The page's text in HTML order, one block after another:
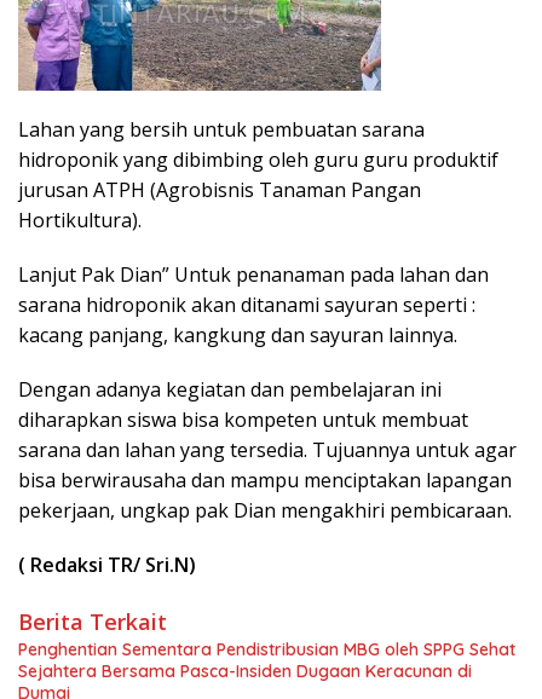
Lahan yang bersih untuk pembuatan sarana
hidroponik yang dibimbing oleh guru guru produktif
jurusan ATPH (Agrobisnis Tanaman Pangan
Hortikultura).
Lanjut Pak Dian” Untuk penanaman pada lahan dan
sarana hidroponik akan ditanami sayuran seperti :
kacang panjang, kangkung dan sayuran lainnya.
Dengan adanya kegiatan dan pembelajaran ini
diharapkan siswa bisa kompeten untuk membuat
sarana dan lahan yang tersedia. Tujuannya untuk agar
bisa berwirausaha dan mampu menciptakan lapangan
pekerjaan, ungkap pak Dian mengakhiri pembicaraan.
( Redaksi TR/ Sri.N)
Berita Terkait
Penghentian Sementara Pendistribusian MBG oleh SPPG Sehat
Sejahtera Bersama Pasca-Insiden Dugaan Keracunan di
Dumai